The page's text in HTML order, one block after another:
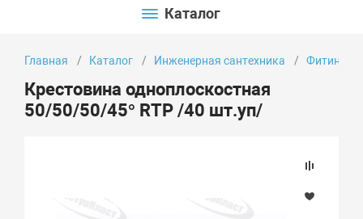
Каталог
Главная Каталог Инженерная сантехника Фитинги
Крестовина одноплоскостная
50/50/50/45° RTP /40 шт.уп/